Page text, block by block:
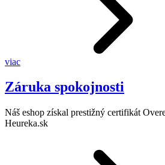
viac
Záruka spokojnosti
Náš eshop získal prestižný certifikát
Heureka.sk